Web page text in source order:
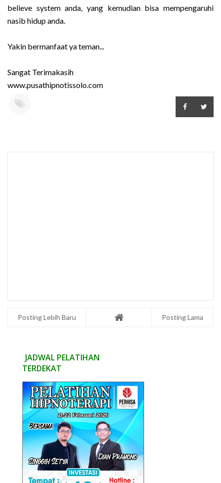
believe system anda, yang kemudian bisa mempengaruhi
nasib hidup anda.
Yakin bermanfaat ya teman...
Sangat Terimakasih
www.pusathipnotissolo.com
Posting Lebih Baru Posting Lama
JADWAL PELATIHAN
TERDEKAT